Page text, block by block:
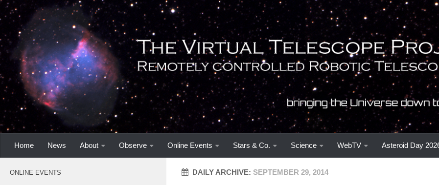
Home News About Observe Online Events Stars & Co. Science WebTV Asteroid Day
DAILY ARCHIVE:SEPTEMBER 29, 2014
ONLINE EVENTS